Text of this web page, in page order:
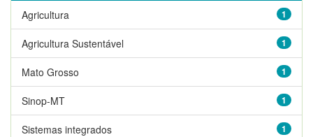
1
Agricultura
1
Agricultura Sustentável
1
Mato Grosso
1
Sinop-MT
1
Sistemas integrados